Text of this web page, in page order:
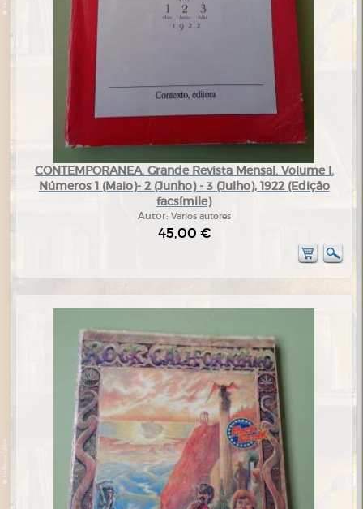
CONTEMPORANEA. Grande Revista Mensal. Volume I.
Números 1 (Maio)- 2 (Junho) - 3 (Julho), 1922 (Ediçâo
facsímile)
Autor: Varios autores
45,00 €